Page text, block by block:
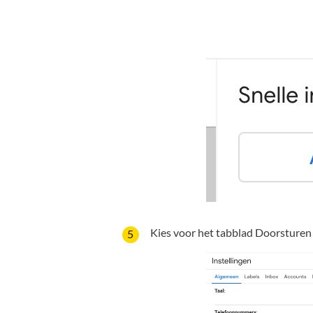
Kies voor het tabblad